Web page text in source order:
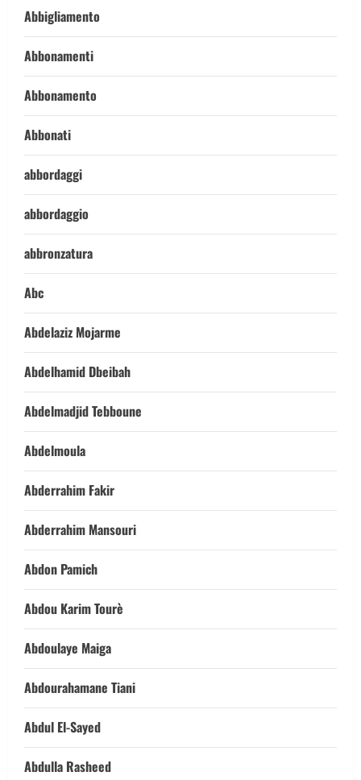
Abbigliamento
Abbonamenti
Abbonamento
Abbonati
abbordaggi
abbordaggio
abbronzatura
Abc
Abdelaziz Mojarme
Abdelhamid Dbeibah
Abdelmadjid Tebboune
Abdelmoula
Abderrahim Fakir
Abderrahim Mansouri
Abdon Pamich
Abdou Karim Tourè
Abdoulaye Maiga
Abdourahamane Tiani
Abdul El-Sayed
Abdulla Rasheed